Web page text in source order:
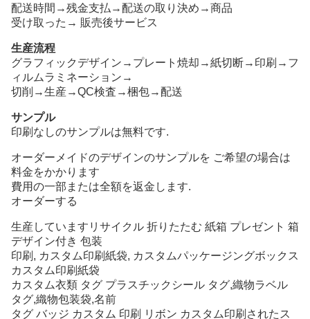
配送時間→残金支払→配送の取り決め→商品
受け取った→ 販売後サービス
生産流程
グラフィックデザイン→プレート焼却→紙切断→印刷→フ
ィルムラミネーション→
切削→生産→QC検査→梱包→配送
サンプル
印刷なしのサンプルは無料です.
オーダーメイドのデザインのサンプルを ご希望の場合は
料金をかかります
費用の一部または全額を返金します.
オーダーする
生産しています リサイクル 折りたたむ 紙箱 プレゼント 箱
デザイン付き 包装
印刷 , カスタム印刷紙袋, カスタムパッケージングボックス
カスタム印刷紙袋
カスタム衣類 タグ プラスチックシール タグ,織物ラベル
タグ,織物包装袋,名前
タグ バッジ カスタム 印刷 リボン カスタム印刷されたス